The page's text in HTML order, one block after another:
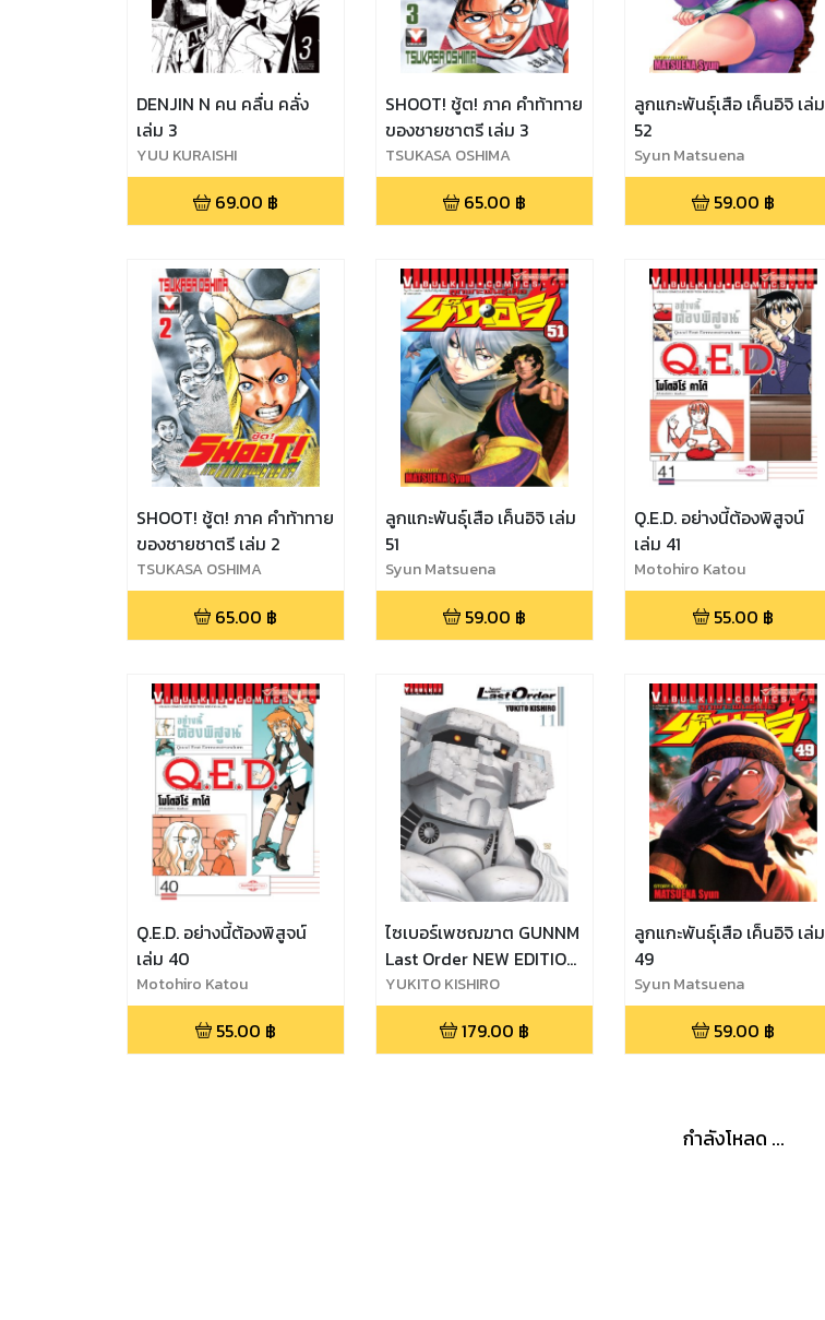
DENJIN N คน คลื่น คลั่ง
เล่ม 3
YUU KURAISHI
69.00 ฿
SHOOT! ชู้ต! ภาค คำท้าทาย
ของชายชาตรี เล่ม 3
TSUKASA OSHIMA
65.00 ฿
ลูกแกะพันธุ์เสือ เค็นอิจิ เล่ม
52
Syun Matsuena
59.00 ฿
SHOOT! ชู้ต! ภาค คำท้าทาย
ของชายชาตรี เล่ม 2
TSUKASA OSHIMA
65.00 ฿
ลูกแกะพันธุ์เสือ เค็นอิจิ เล่ม
51
Syun Matsuena
59.00 ฿
Q.E.D. อย่างนี้ต้องพิสูจน์
เล่ม 41
Motohiro Katou
55.00 ฿
Q.E.D. อย่างนี้ต้องพิสูจน์
เล่ม 40
Motohiro Katou
55.00 ฿
ไซเบอร์เพชฌฆาต GUNNM
Last Order NEW EDITION
เล่ม 11
YUKITO KISHIRO
179.00 ฿
ลูกแกะพันธุ์เสือ เค็นอิจิ เล่ม
49
Syun Matsuena
59.00 ฿
กำลังโหลด ...